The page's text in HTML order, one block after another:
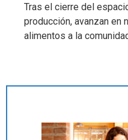
Tras el cierre del
producción, avanzan en
alimentos a la